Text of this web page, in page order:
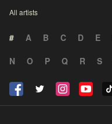
All artists
# A B C D E
N
O P Q R S